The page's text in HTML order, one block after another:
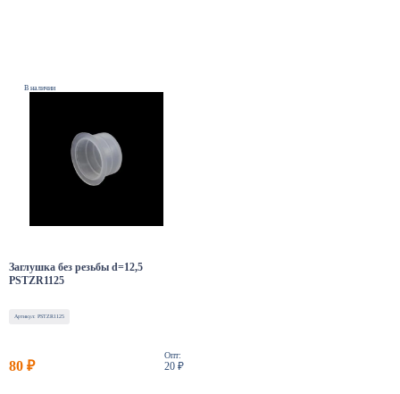
В наличии
Заглушка без резьбы d=12,5
PSTZR1125
Артикул: PSTZR1125
80 ₽
Опт:
20 ₽